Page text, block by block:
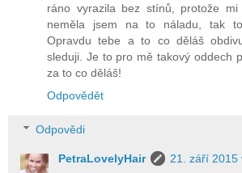
ráno vyrazila bez stínů, protože
neměla jsem na to náladu, tak
Opravdu tebe a to co děláš
sleduji. Je to pro mě takový oddech
za to co děláš!
Odpovědět
Odpovědi
PetraLovelyHair
21. září 2015